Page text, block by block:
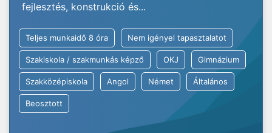
fejlesztés, konstrukció és...
Teljes munkaidő 8 óra Nem igényel tapasztalatot
Szakiskola / szakmunkás képző OKJ Gimnázium
Szakközépiskola Angol Német Általános
Beosztott